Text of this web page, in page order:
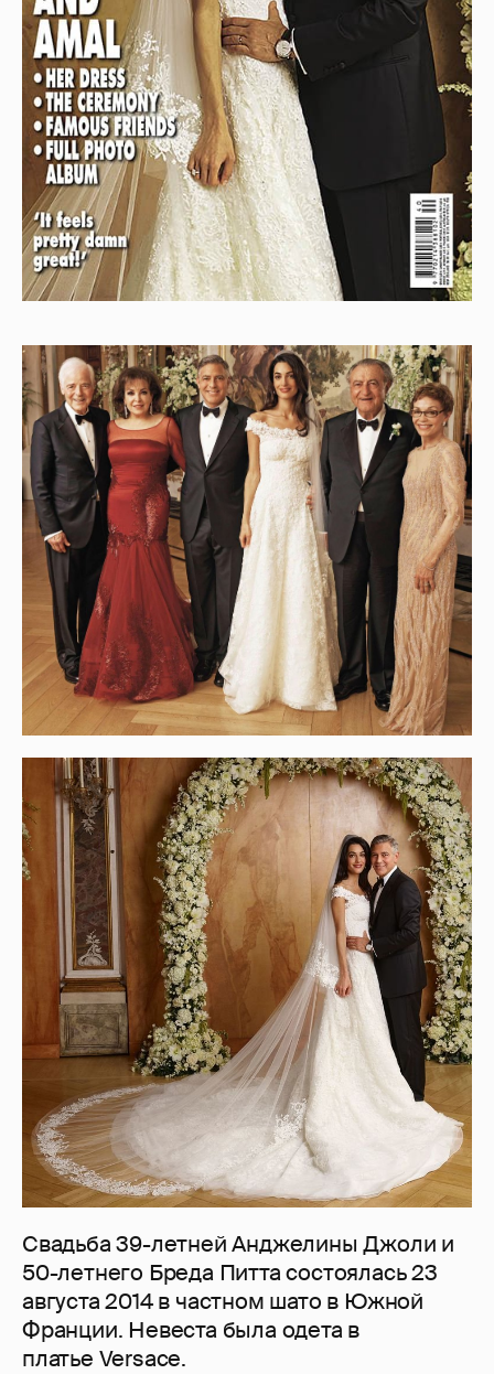
Свадьба 39-летней Анджелины Джоли и
50-летнего Бреда Питта состоялась 23
августа 2014 в частном шато в Южной
Франции. Невеста была одета в
платье Versace.